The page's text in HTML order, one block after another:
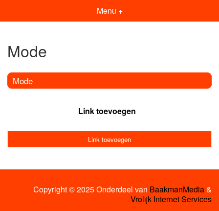
Menu +
Mode
Mode
Link toevoegen
Link toevoegen
Copyright © 2025 Onderdeel van BaakmanMedia&
Vrolijk Internet Services